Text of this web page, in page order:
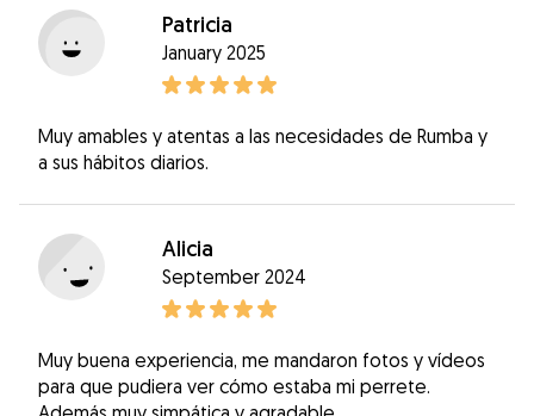
Patricia
January 2025
Muy amables y atentas a las necesidades de Rumba y
a sus hábitos diarios.
Alicia
September 2024
Muy buena experiencia, me mandaron fotos y vídeos
para que pudiera ver cómo estaba mi perrete.